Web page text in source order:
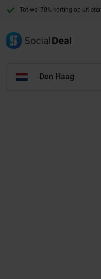
Tot wel 70% korting op uit
Den Haag